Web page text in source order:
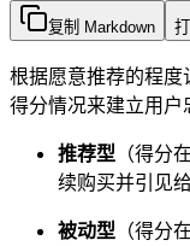
复制 Markdown
根据愿意推荐的程
得分情况来建立用户
推荐型 （得分
续购买并引见
被动型 （得分